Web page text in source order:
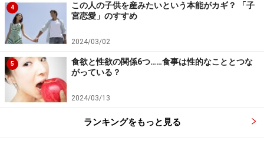
4
この人の子供を産みたいという本能がカギ？ 「子
宮恋愛」のすすめ
2024/03/02
5
食欲と性欲の関係6つ……食事は性的なこととつな
がっている？
2024/03/13
ランキングをもっと見る